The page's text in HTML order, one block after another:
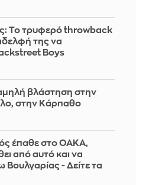
Το τρυφερό throwback
της να
Boys
βλάστηση στην
στην Κάρπαθο
έπαθε στο ΟΑΚΑ,
από αυτό και να
Βουλγαρίας - Δείτε τα